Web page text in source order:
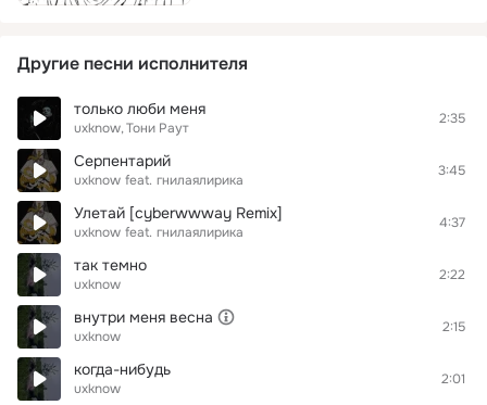
Другие песни исполнителя
только люби меня
uxknow Тони Раут
2:35
Серпентарий
uxknow feat. гнилаялирика
3:45
Улетай [cyberwwway Remix]
uxknow feat. гнилаялирика
4:37
так темно
uxknow
2:22
внутри меня весна
uxknow
2:15
когда-нибудь
uxknow
2:01